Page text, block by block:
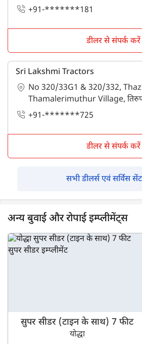
तमिलनाडु - 635001
+91-*******181
डीलर से संपर्क करें
Sri Lakshmi Tractors
No 320/33G1 & 320/332,
Thamalerimuthur Village,
तमिलनाडु - 635853
+91-*******725
डीलर से संपर्क करें
सभी डीलर्स एवं सर्विस
अन्य बुवाई और रोपाई इम्प्लीमेंट्स
सुपर सीडर (टाइन के साथ) 7 फीट
योद्धा